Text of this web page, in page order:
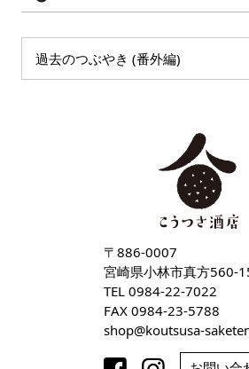
過去のつぶやき (番外編)
〒886-0007
宮崎県小林市真方560-
TEL 0984-22-7022
FAX 0984-23-5788
shop
koutsusa-